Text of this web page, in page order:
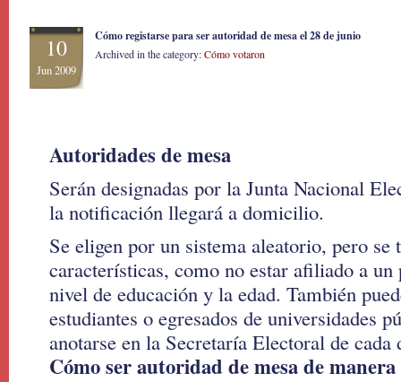
10
Jun 2009
Cómo registarse para ser autoridad de mesa el 28 de junio
Archived in the category:Cómo votaron
Autoridades de mesa
Serán designadas por la Junta Nacional
la notificación llegará a domicilio.
Se eligen por un sistema aleatorio, pero se
características, como no estar afiliado a
nivel de educación y la edad. También
estudiantes o egresados de universidades
anotarse en la Secretaría Electoral de
Cómo ser autoridad de mesa de